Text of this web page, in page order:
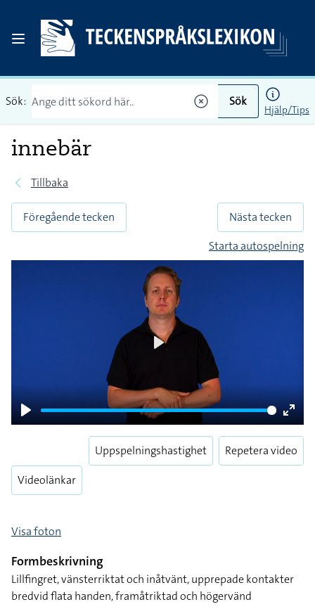
Sök: Sök
Hjälp/Tips
innebär
Tillbaka
Föregående tecken
Nästa tecken
Starta autospelning
Play
Enter
Videolänkar
Uppspelningshastighet Repetera video
Visa foton
Formbeskrivning
Lillfingret, vänsterriktat och inåtvänt, upprepade kontakter
bredvid flata handen, framåtriktad och högervänd